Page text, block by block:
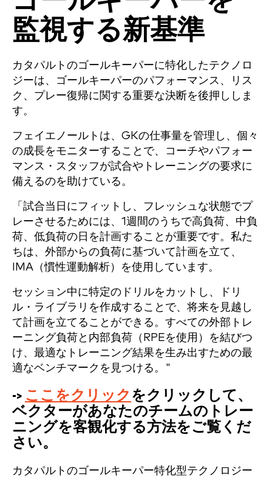
監視する新基準
カタパルトのゴールキーパーに特化したテクノロ
ジーは、ゴールキーパーのパフォーマンス、リス
ク、プレー復帰に関する重要な決断を後押ししま
す。
フェイエノールトは、GKの仕事量を管理し、個々
の成長をモニターすることで、コーチやパフォー
マンス・スタッフが試合やトレーニングの要求に
備えるのを助けている。
「試合当日にフィットし、フレッシュな状態でプ
レーさせるためには、1週間のうちで高負荷、中負
荷、低負荷の日を計画することが重要です。私た
ちは、外部からの負荷に基づいて計画を立て、
IMA（慣性運動解析）を使用しています。
セッション中に特定のドリルをカットし、ドリ
ル・ライブラリを作成することで、将来を見越し
て計画を立てることができる。すべての外部トレ
ーニング負荷と内部負荷（RPEを使用）を結びつ
け、最適なトレーニング結果を生み出すための最
適なベンチマークを見つける。"
-> ここをクリック をクリックして、
ベクターがあなたのチームのトレー
ニングを客観化する方法をご覧くだ
さい。
カタパルトのゴールキーパー特化型テクノロジー